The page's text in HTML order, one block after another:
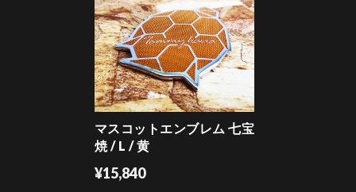
マスコットエンブレム 七宝
焼 / L / 黄
¥15,840